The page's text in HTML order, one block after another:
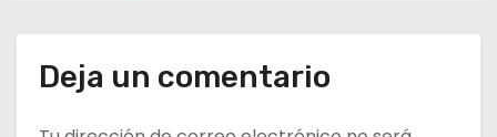
rDeja un comentario